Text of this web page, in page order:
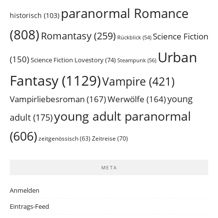
historisch (103) paranormal Romance
(808) Romantasy(259) Rückblick (54) Science Fiction
(150)Science Fiction Lovestory(74) Steampunk (56) Urban
Fantasy (1129)Vampire (421)
Vampirliebesroman (167)Werwölfe (164)young
adult (175)young adult paranormal
(606) zeitgenössisch (63) Zeitreise (70)
META
Anmelden
Eintrags-Feed